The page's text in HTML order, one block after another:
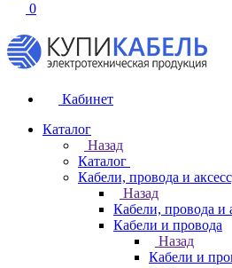
0
Кабинет
Каталог
Назад
Каталог
Кабели, провода и
Назад
Кабели, провода и
Кабели и провода
Назад
Кабели и